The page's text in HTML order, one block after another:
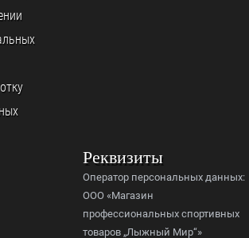
Реквизиты
Оператор персональных данных:
ООО «Магазин
профессиональных спортивных
товаров „Лыжный Мир“»